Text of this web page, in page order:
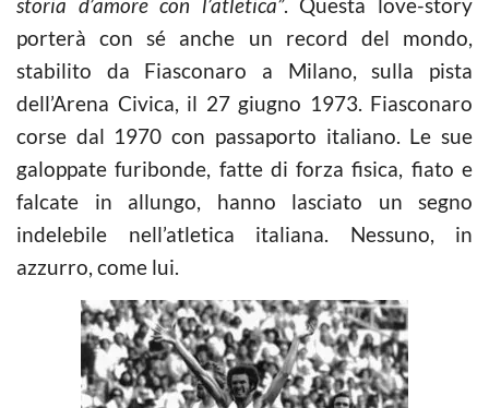
porterà con sé anche un record del mondo,
stabilito da Fiasconaro a Milano, sulla pista
dell’Arena Civica, il 27 giugno 1973. Fiasconaro
corse dal 1970 con passaporto italiano. Le sue
galoppate furibonde, fatte di forza fisica, fiato e
falcate in allungo, hanno lasciato un segno
indelebile nell’atletica italiana. Nessuno, in
azzurro, come lui.